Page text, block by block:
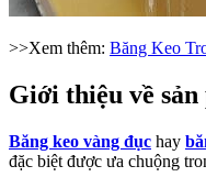
>>Xem thêm: Băng Keo
Giới thiệu về sản
Băng keo vàng đục hay
đặc biệt được ưa chuộng